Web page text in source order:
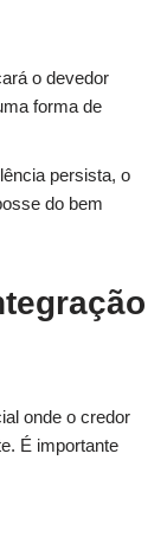
o devedor
forma de
persista, o
do bem
onde o credor
É importante